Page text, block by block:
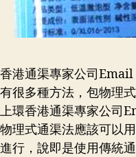
香港通渠專家公司Email
有很多種方法，包物理
上環香港通渠專家公司
物理式通渠法應該可以
進行，說即是使用傳統